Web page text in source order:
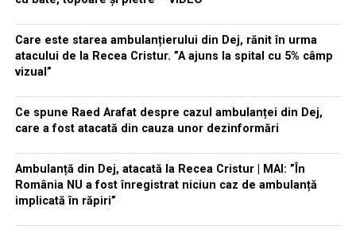
Care este starea ambulanțierului din Dej, rănit în urma
atacului de la Recea Cristur. ”A ajuns la spital cu 5% câmp
vizual”
Ce spune Raed Arafat despre cazul ambulanței din Dej,
care a fost atacată din cauza unor dezinformări
Ambulanță din Dej, atacată la Recea Cristur | MAI: ”În
România NU a fost înregistrat niciun caz de ambulanță
implicată în răpiri”